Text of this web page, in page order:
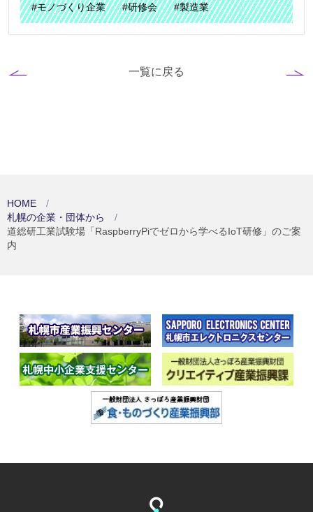
#モノづくり企業
#研修会 #製造業
一覧に戻る
HOME
札幌の企業・団体から
道総研工業試験場「RaspberryPiでゼロから学べるIoT研修」のご案
内